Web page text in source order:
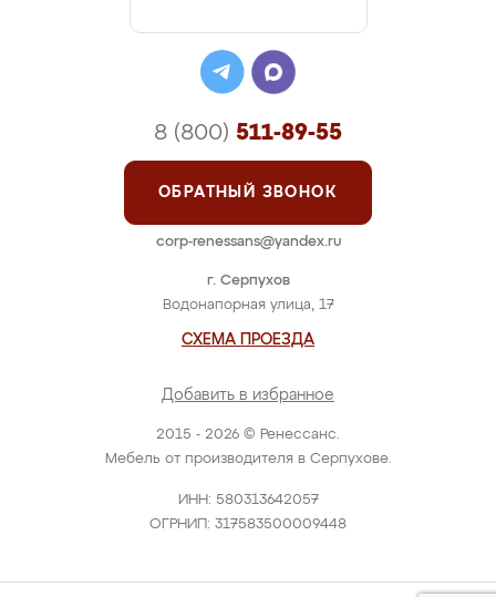
2015 - 2026 © Ренессанс.
Мебель от производителя в Серпухове.
ИНН: 580313642057
ОГРНИП: 317583500009448
г. Серпухов
Водонапорная улица, 17
СХЕМА ПРОЕЗДА
Добавить в избранное
8 (800) 511-89-55
ОБРАТНЫЙ ЗВОНОК
corp-renessans@yandex.ru